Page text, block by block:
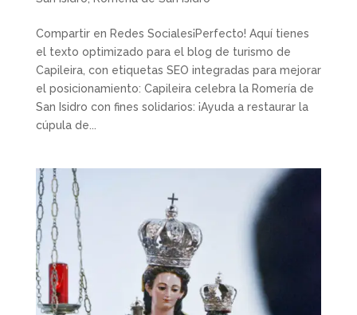
Compartir en Redes Sociales¡Perfecto! Aquí tienes
el texto optimizado para el blog de turismo de
Capileira, con etiquetas SEO integradas para mejorar
el posicionamiento: Capileira celebra la Romería de
San Isidro con fines solidarios: ¡Ayuda a restaurar la
cúpula de...